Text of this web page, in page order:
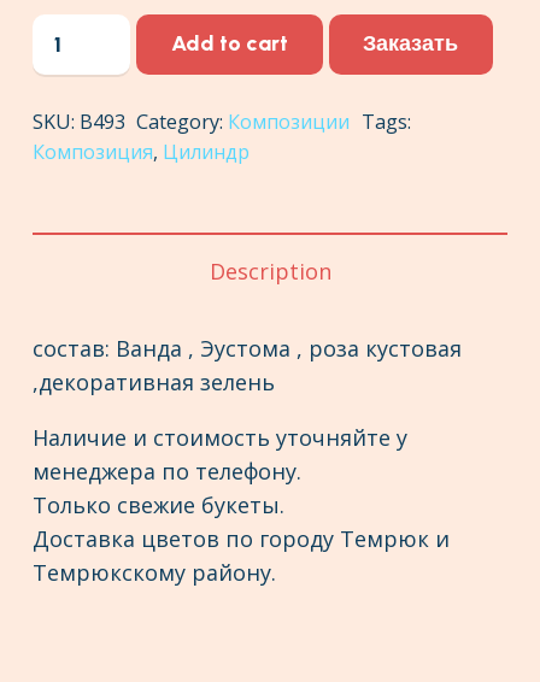
Цилиндр
№19
Add to cart Заказать
SKU: В493 Category: Композиции Tags:
Композиция, Цилиндр
Description
состав: Ванда , Эустома , роза кустовая
,декоративная зелень
Наличие и стоимость уточняйте у
менеджера по телефону.
Только свежие букеты.
Доставка цветов по городу Темрюк и
Темрюкскому району.